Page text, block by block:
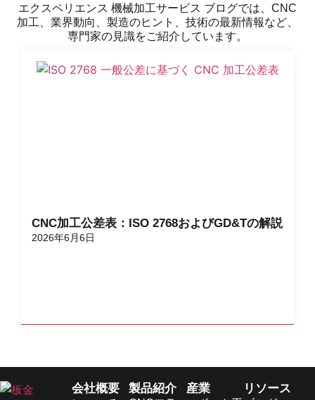
エクスペリエンス 機械加工サービス ブログでは、CNC
加工、業界動向、製造のヒント、技術の最新情報など、
専門家の見識をご紹介しています。
CNC加工公差表：ISO 2768およびGD&Tの解説
2026年6月6日
会社概要 製品紹介 産業 リソース